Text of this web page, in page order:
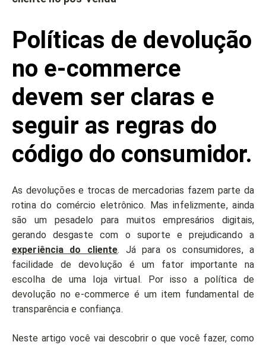
Políticas de devolução
no e-commerce
devem ser claras e
seguir as regras do
código do consumidor.
As devoluções e trocas de mercadorias fazem parte da
rotina do comércio eletrônico. Mas infelizmente, ainda
são um pesadelo para muitos empresários digitais,
gerando desgaste com o suporte e prejudicando a
experiência do cliente. Já para os consumidores, a
facilidade de devolução é um fator importante na
escolha de uma loja virtual. Por isso a política de
devolução no e-commerce é um item fundamental de
transparência e confiança.
Neste artigo você vai descobrir o que você fazer, como